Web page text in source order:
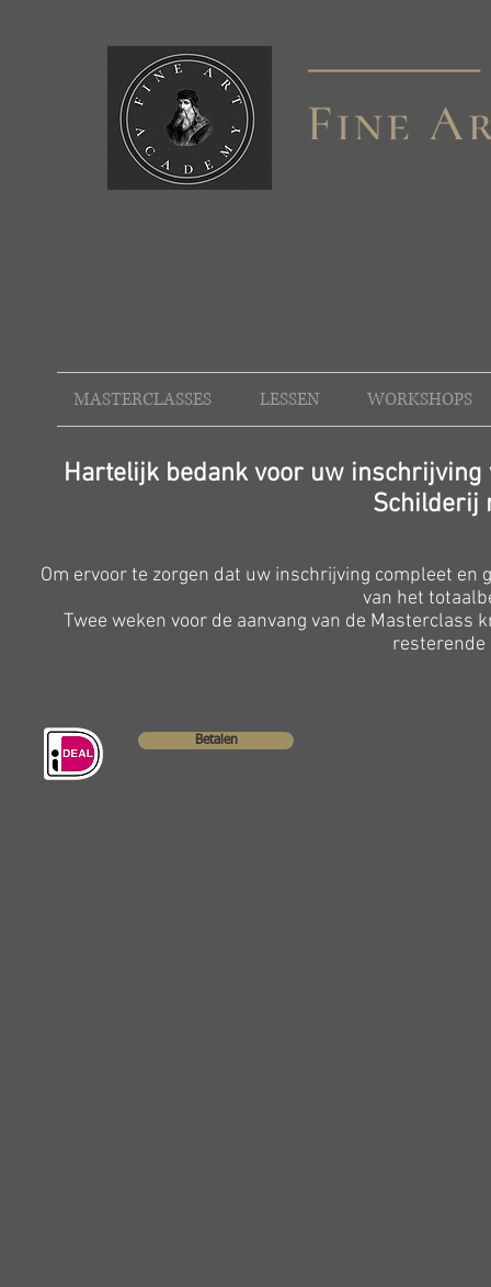
MASTERCLASSES LESSEN WORKSHOPS
Hartelijk bedank voor uw inschrijving
Schilderij
Om ervoor te zorgen dat uw inschrijving compleet en
van het
Twee weken voor de aanvang van de Masterclass
resterende
Betalen